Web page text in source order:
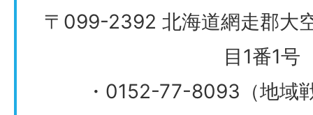
〒099-2392 北海道網走郡大
目1番1号
・0152-77-8093（地域